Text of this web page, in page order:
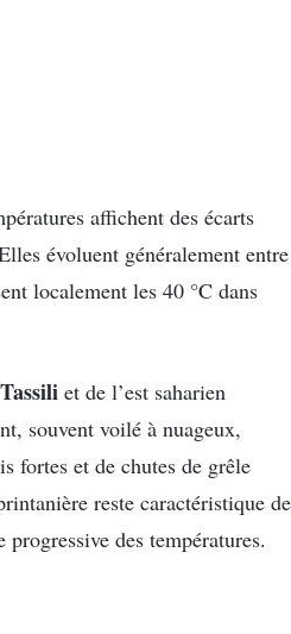
affichent des écarts
évoluent généralement entre
localement les 40 °C dans
Tassili et de l’est saharien
souvent voilé à nuageux,
fortes et de chutes de grêle
reste caractéristique de
des températures.